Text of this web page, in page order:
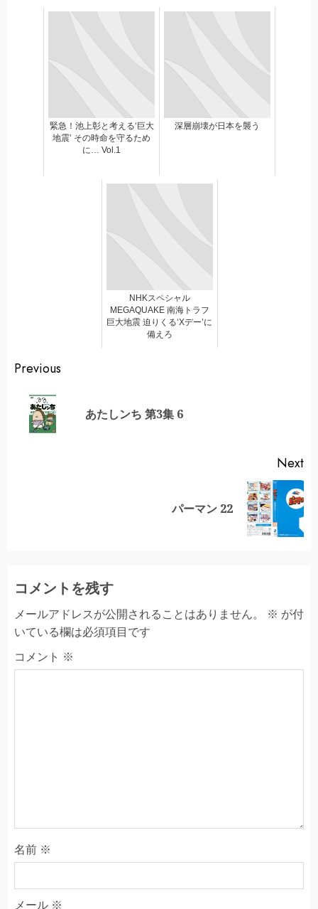
緊急！池上彰と考える‘巨大
地震’ その時命を守るため
に… Vol.1
深層崩壊が日本を襲う
NHKスペシャル
MEGAQUAKE 南海トラフ
巨大地震 迫りくる‘Xデー’に
備えろ
Continue
Reading
Previous
あたしンち 第3集 6
Next
パーマン 22
コメントを残す
メールアドレスが公開されることはありません。 ※ が付
いている欄は必須項目です
コメント ※
名前 ※
メール ※